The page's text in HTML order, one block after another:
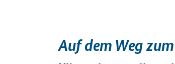
Auf dem Weg